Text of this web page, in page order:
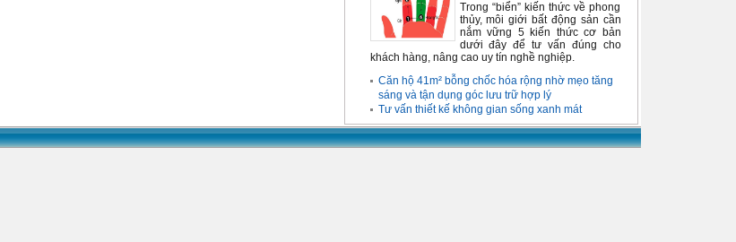
Trong “biển” kiến thức về phong
thủy, môi giới bất động sản cần
nắm vững 5 kiến thức cơ bản
dưới đây để tư vấn đúng cho
khách hàng, nâng cao uy tín nghề nghiệp.
Căn hộ 41m² bỗng chốc hóa rộng nhờ mẹo tăng
sáng và tận dụng góc lưu trữ hợp lý
Tư vấn thiết kế không gian sống xanh mát